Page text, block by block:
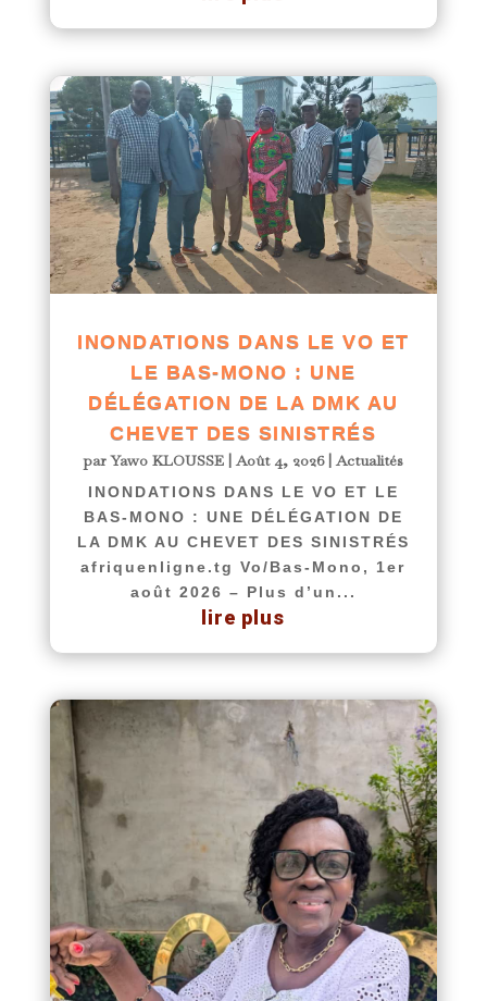
INONDATIONS DANS LE VO ET
LE BAS-MONO : UNE
DÉLÉGATION DE LA DMK AU
CHEVET DES SINISTRÉS
parYawo KLOUSSE |Août 4, 2026|Actualités
INONDATIONS DANS LE VO ET LE
BAS-MONO : UNE DÉLÉGATION DE
LA DMK AU CHEVET DES SINISTRÉS
afriquenligne.tg Vo/Bas-Mono, 1er
août 2026 – Plus d’un...
lire plus